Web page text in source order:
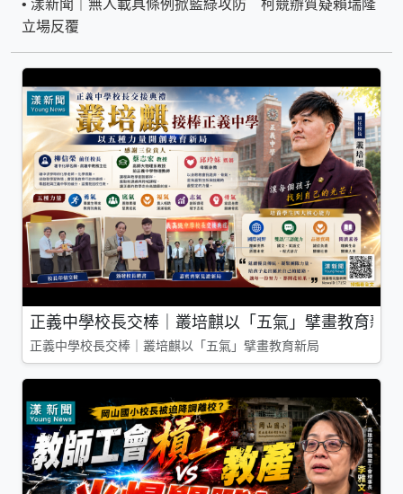
• 漾新聞｜無人載具條例掀藍綠攻防 柯競辦質疑賴瑞隆
立場反覆
正義中學校長交棒｜叢培麒以「五氣」擘畫教育新局
正義中學校長交棒｜叢培麒以「五氣」擘畫教育新局